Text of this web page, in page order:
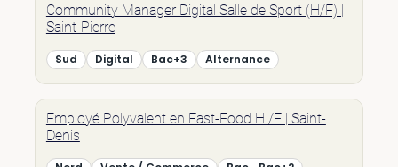
Community Manager Digital Salle de Sport (H/F) |
Saint-Pierre
Sud Digital Bac+3 Alternance
Employé Polyvalent en Fast-Food H /F | Saint-
Denis